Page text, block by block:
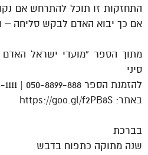
התחזקות זו תוכל להתרחש אם
אם כך יבוא האדם לבקש סליחה –
מתוך הספר “מועדי ישראל
סיני
להזמנת הספר 050-8899-888 | 050-314-1111 | 050-314-3417
באתר: https://goo.gl/f2PB8S
בברכת
שנה מתוקה כתפוח בדבש